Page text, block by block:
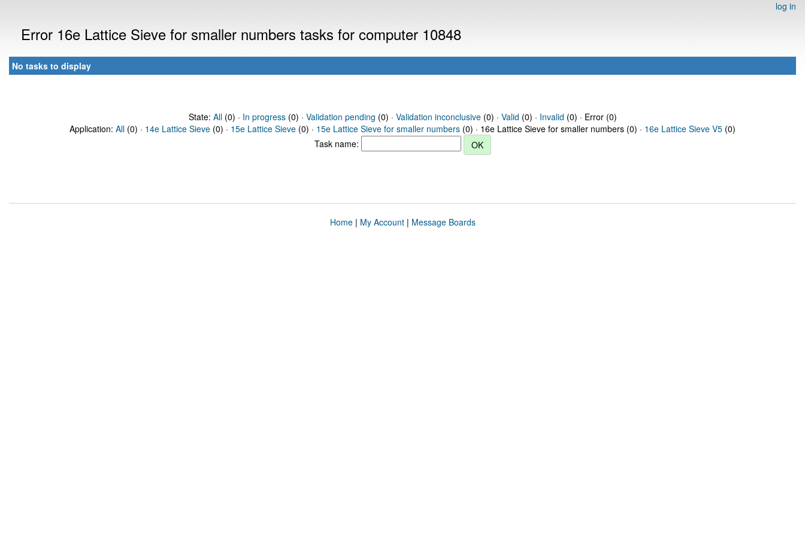
log in
Error 16e Lattice Sieve for smaller numbers tasks for computer 10848
No tasks to display
State: All(0) · In progress(0) · Validation pending (0) · Validation inconclusive(0) · Valid (0) · Invalid (0) · Error (0)
Application: All (0) · 14e Lattice Sieve (0) · 15e Lattice Sieve (0) · 15e Lattice Sieve for smaller numbers (0) · 16e Lattice Sieve for smaller numbers (0) · 16e Lattice Sieve V5 (0)
Task name:
Home| My Account| Message Boards